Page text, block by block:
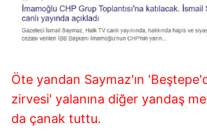
Öte yandan Saymaz'ın
zirvesi' yalanına diğer yandaş
da çanak tuttu.